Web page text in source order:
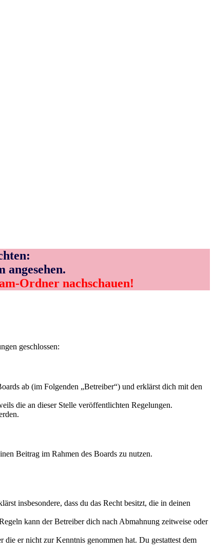
Ordner nachschauen!
geschlossen:
ab (im Folgenden „Betreiber“) und erklärst dich mit den
die an dieser Stelle veröffentlichten Regelungen.
Beitrag im Rahmen des Boards zu nutzen.
insbesondere, dass du das Recht besitzt, die in deinen
kann der Betreiber dich nach Abmahnung zeitweise oder
er nicht zur Kenntnis genommen hat. Du gestattest dem